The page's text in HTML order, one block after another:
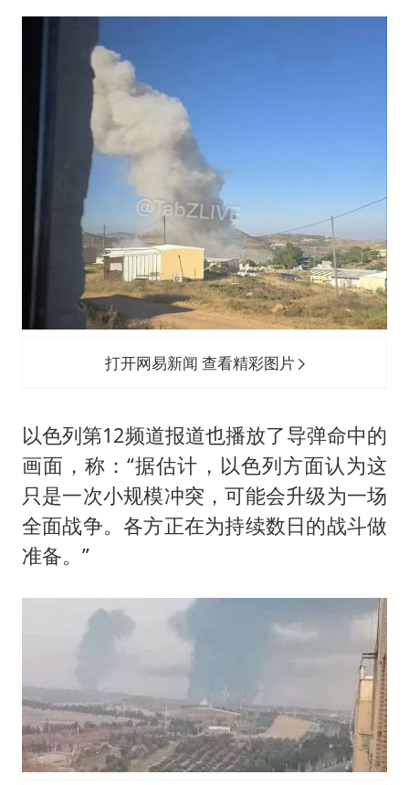
打开网易新闻 查看精彩图片
以色列第12频道报道也播放了导弹命中的
画面，称：“据估计，以色列方面认为这
只是一次小规模冲突，可能会升级为一场
全面战争。各方正在为持续数日的战斗做
准备。”